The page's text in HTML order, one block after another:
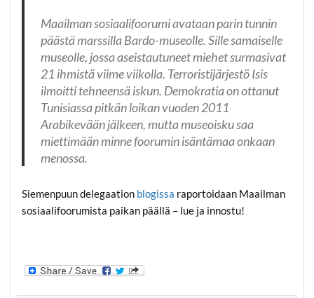
Maailman sosiaalifoorumi avataan parin tunnin
päästä marssilla Bardo-museolle. Sille samaiselle
museolle, jossa aseistautuneet miehet surmasivat
21 ihmistä viime viikolla. Terroristijärjestö Isis
ilmoitti tehneensä iskun. Demokratia on ottanut
Tunisiassa pitkän loikan vuoden 2011
Arabikevään jälkeen, mutta museoisku saa
miettimään minne foorumin isäntämaa onkaan
menossa.
Siemenpuun delegaation blogissa raportoidaan Maailman
sosiaalifoorumista paikan päällä – lue ja innostu!